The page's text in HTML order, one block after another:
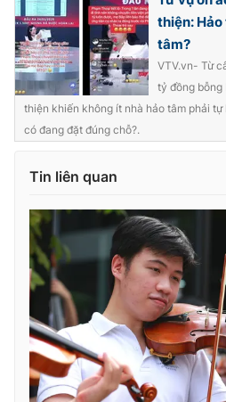
Ðiện thoại Thời báo VTV: 024.66
Email: toasoan@vtv.vn
Liên hệ quảng cáo:024-7300.7108
® Cấm sao chép dưới mọi hình thức
thuận bằng văn bản. Ghi rõ nguồn
thông tin từ website này.
thiện:
tâm?
VTV.vn- Từ
tỷ đồng bỗng
thiện khiến không ít nhà hảo tâm phải
có đang đặt đúng chỗ?.
Tin liên quan